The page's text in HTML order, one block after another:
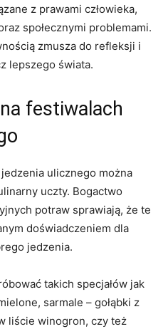
⁢z prawami człowieka,⁢
społecznymi problemami.
‍zmusza‍ do refleksji i
lepszego świata.
‍festiwalach‍
ulicznego można
uczty. Bogactwo⁢
​potraw sprawiają, że te
doświadczeniem dla
​jedzenia.
takich specjałów jak
sarmale – gołąbki z⁣
liście winogron, czy też